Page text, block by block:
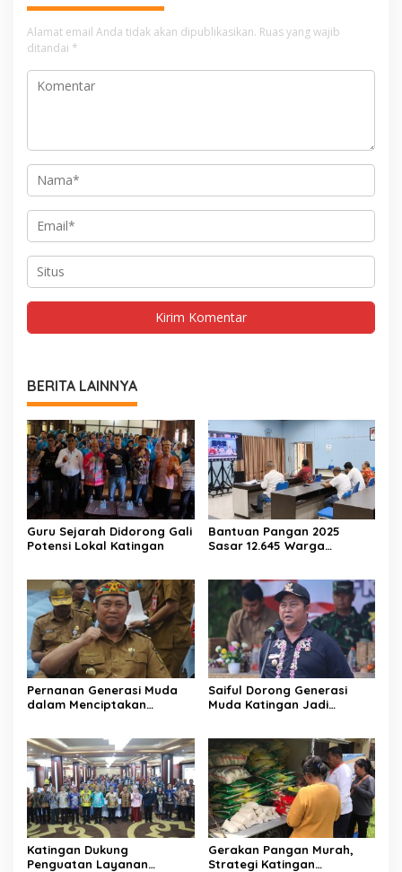
Alamat email Anda tidak akan dipublikasikan. Ruas yang wajib
ditandai *
BERITA LAINNYA
Guru Sejarah Didorong Gali
Potensi Lokal Katingan
Bantuan Pangan 2025
Sasar 12.645 Warga
Pernanan Generasi Muda
dalam Menciptakan
Saiful Dorong Generasi
Muda Katingan Jadi
Katingan Dukung
Penguatan Layanan
Gerakan Pangan Murah,
Strategi Katingan